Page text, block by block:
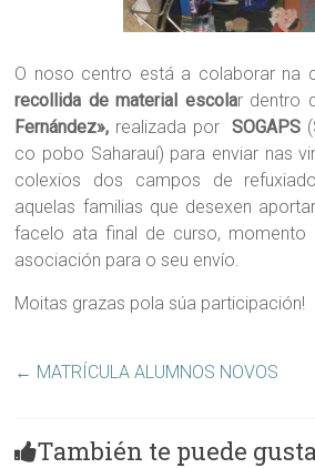
O noso centro está a colaborar na
recollida de material escolar dentro
Fernández», realizada porSOGAPS
co pobo Saharauí) para enviar nas
colexios dos campos de
aquelas familias que desexen
facelo ata final de curso, momento
asociación para o seu envío.
Moitas grazas pola súa participación!
← MATRÍCULA ALUMNOS NOVOS
También te puede